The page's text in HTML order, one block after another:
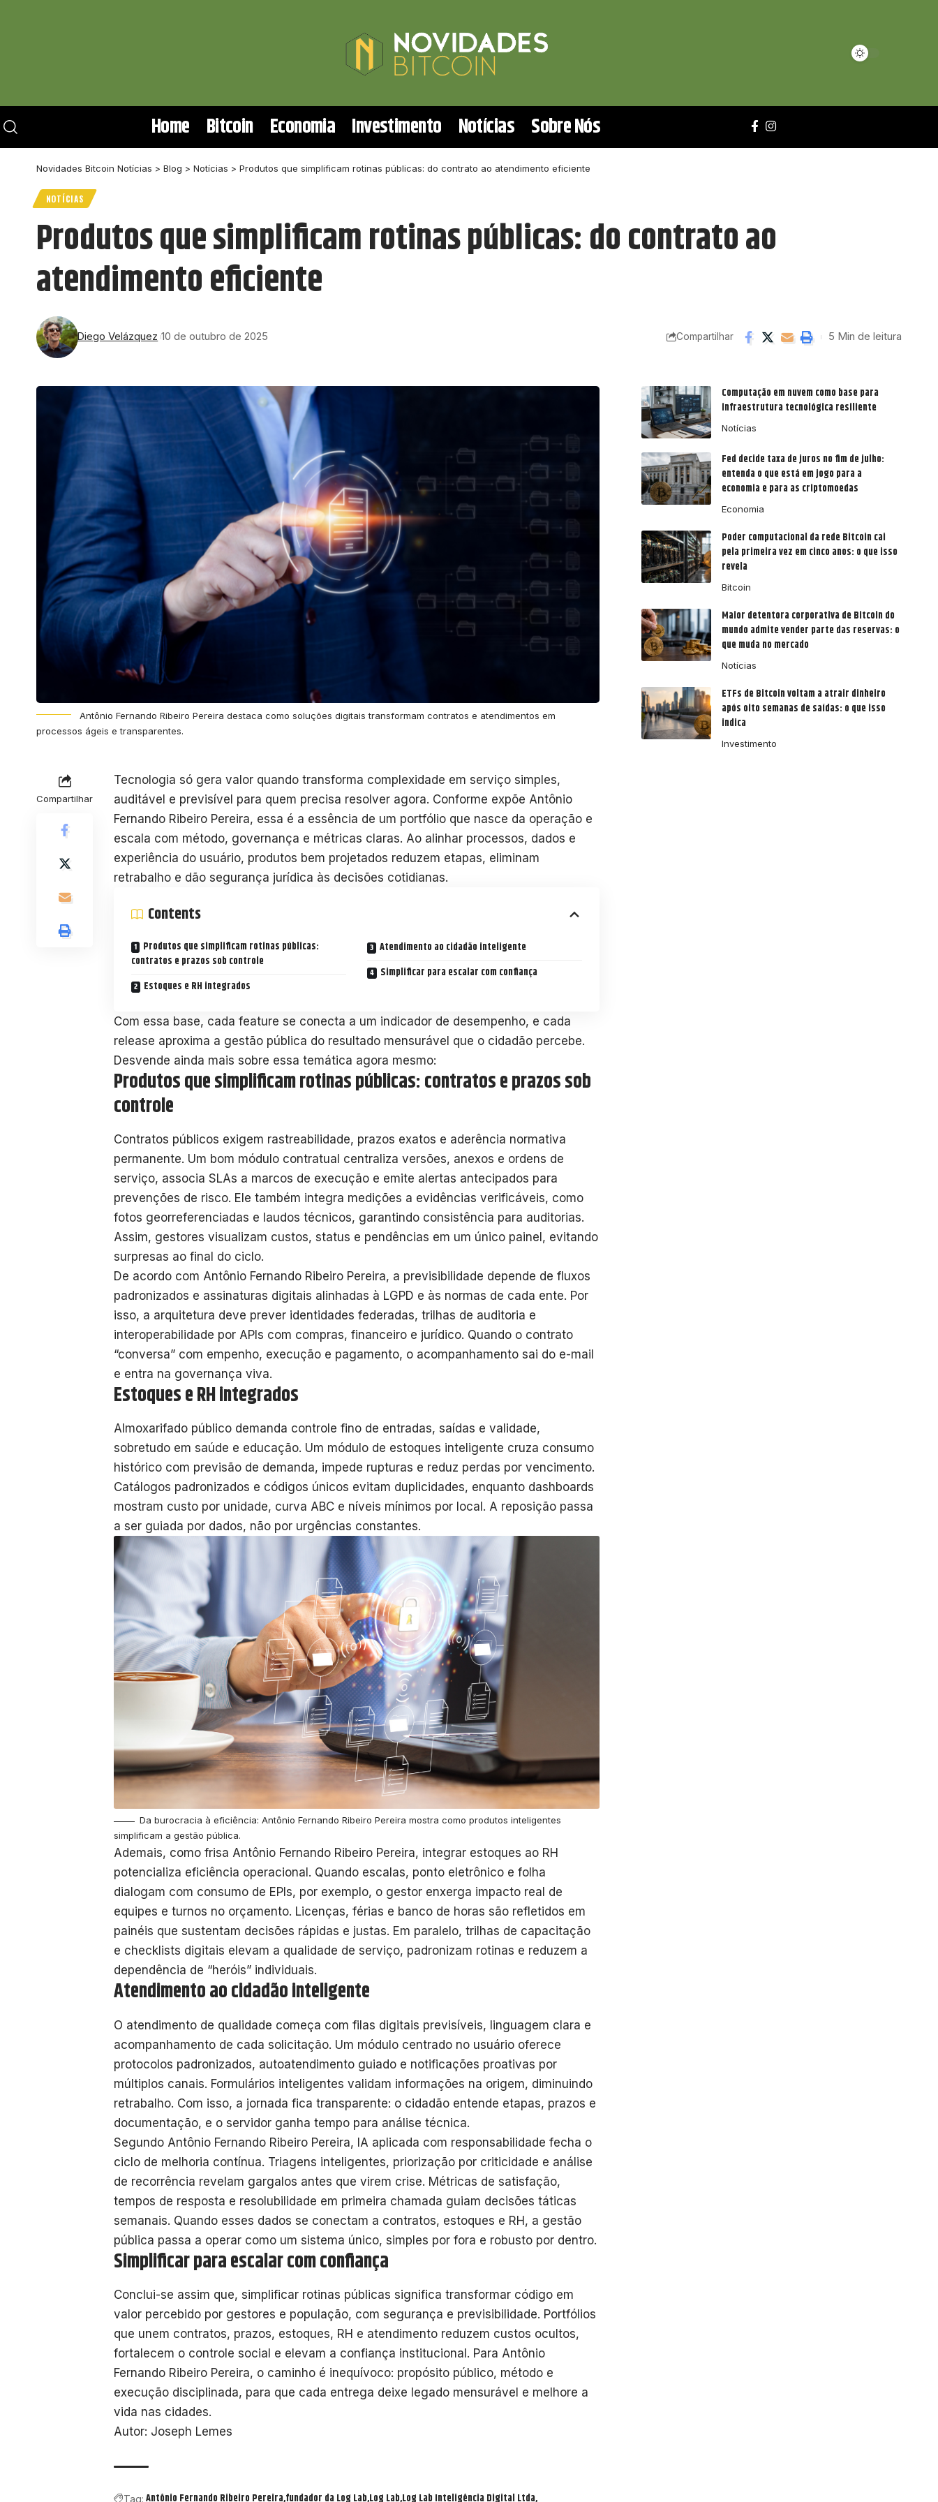
Home Bitcoin Economia Investimento Notícias Sobre Nós
Novidades Bitcoin Notícias > Blog > Notícias > Produtos que simplificam rotinas públicas: do contrato ao atendimento eficiente
NOTÍCIAS
Produtos que simplificam rotinas públicas: do contrato ao
atendimento eficiente
Diego Velázquez 10 de outubro de 2025 Compartilhar 5 Min de leitura
Antônio Fernando Ribeiro Pereira destaca como soluções digitais transformam contratos e atendimentos em
processos ágeis e transparentes.
Compartilhar
Tecnologia só gera valor quando transforma complexidade em serviço simples,
auditável e previsível para quem precisa resolver agora. Conforme expõe Antônio
Fernando Ribeiro Pereira, essa é a essência de um portfólio que nasce da operação e
escala com método, governança e métricas claras. Ao alinhar processos, dados e
experiência do usuário, produtos bem projetados reduzem etapas, eliminam
retrabalho e dão segurança jurídica às decisões cotidianas.
Contents
Produtos que simplificam rotinas públicas:
contratos e prazos sob controle
Estoques e RH integrados
Atendimento ao cidadão inteligente
Simplificar para escalar com confiança
Com essa base, cada feature se conecta a um indicador de desempenho, e cada
release aproxima a gestão pública do resultado mensurável que o cidadão percebe.
Desvende ainda mais sobre essa temática agora mesmo:
Produtos que simplificam rotinas públicas: contratos e prazos sob
controle
Contratos públicos exigem rastreabilidade, prazos exatos e aderência normativa
permanente. Um bom módulo contratual centraliza versões, anexos e ordens de
serviço, associa SLAs a marcos de execução e emite alertas antecipados para
prevenções de risco. Ele também integra medições a evidências verificáveis, como
fotos georreferenciadas e laudos técnicos, garantindo consistência para auditorias.
Assim, gestores visualizam custos, status e pendências em um único painel, evitando
surpresas ao final do ciclo.
De acordo com Antônio Fernando Ribeiro Pereira, a previsibilidade depende de fluxos
padronizados e assinaturas digitais alinhadas à LGPD e às normas de cada ente. Por
isso, a arquitetura deve prever identidades federadas, trilhas de auditoria e
interoperabilidade por APIs com compras, financeiro e jurídico. Quando o contrato
“conversa” com empenho, execução e pagamento, o acompanhamento sai do e-mail
e entra na governança viva.
Estoques e RH integrados
Almoxarifado público demanda controle fino de entradas, saídas e validade,
sobretudo em saúde e educação. Um módulo de estoques inteligente cruza consumo
histórico com previsão de demanda, impede rupturas e reduz perdas por vencimento.
Catálogos padronizados e códigos únicos evitam duplicidades, enquanto dashboards
mostram custo por unidade, curva ABC e níveis mínimos por local. A reposição passa
a ser guiada por dados, não por urgências constantes.
Da burocracia à eficiência: Antônio Fernando Ribeiro Pereira mostra como produtos inteligentes
simplificam a gestão pública.
Ademais, como frisa Antônio Fernando Ribeiro Pereira, integrar estoques ao RH
potencializa eficiência operacional. Quando escalas, ponto eletrônico e folha
dialogam com consumo de EPIs, por exemplo, o gestor enxerga impacto real de
equipes e turnos no orçamento. Licenças, férias e banco de horas são refletidos em
painéis que sustentam decisões rápidas e justas. Em paralelo, trilhas de capacitação
e checklists digitais elevam a qualidade de serviço, padronizam rotinas e reduzem a
dependência de “heróis” individuais.
Atendimento ao cidadão inteligente
O atendimento de qualidade começa com filas digitais previsíveis, linguagem clara e
acompanhamento de cada solicitação. Um módulo centrado no usuário oferece
protocolos padronizados, autoatendimento guiado e notificações proativas por
múltiplos canais. Formulários inteligentes validam informações na origem, diminuindo
retrabalho. Com isso, a jornada fica transparente: o cidadão entende etapas, prazos e
documentação, e o servidor ganha tempo para análise técnica.
Segundo Antônio Fernando Ribeiro Pereira, IA aplicada com responsabilidade fecha o
ciclo de melhoria contínua. Triagens inteligentes, priorização por criticidade e análise
de recorrência revelam gargalos antes que virem crise. Métricas de satisfação,
tempos de resposta e resolubilidade em primeira chamada guiam decisões táticas
semanais. Quando esses dados se conectam a contratos, estoques e RH, a gestão
pública passa a operar como um sistema único, simples por fora e robusto por dentro.
Simplificar para escalar com confiança
Conclui-se assim que, simplificar rotinas públicas significa transformar código em
valor percebido por gestores e população, com segurança e previsibilidade. Portfólios
que unem contratos, prazos, estoques, RH e atendimento reduzem custos ocultos,
fortalecem o controle social e elevam a confiança institucional. Para Antônio
Fernando Ribeiro Pereira, o caminho é inequívoco: propósito público, método e
execução disciplinada, para que cada entrega deixe legado mensurável e melhore a
vida nas cidades.
Autor: Joseph Lemes
Tag: Antônio Fernando Ribeiro Pereira fundador da Log Lab Log Lab Log Lab Inteligência Digital Ltda
Computação em nuvem como base para
infraestrutura tecnológica resiliente
Notícias
Fed decide taxa de juros no fim de julho:
entenda o que está em jogo para a
economia e para as criptomoedas
Economia
Poder computacional da rede Bitcoin cai
pela primeira vez em cinco anos: o que isso
revela
Bitcoin
Maior detentora corporativa de Bitcoin do
mundo admite vender parte das reservas: o
que muda no mercado
Notícias
ETFs de Bitcoin voltam a atrair dinheiro
após oito semanas de saídas: o que isso
indica
Investimento